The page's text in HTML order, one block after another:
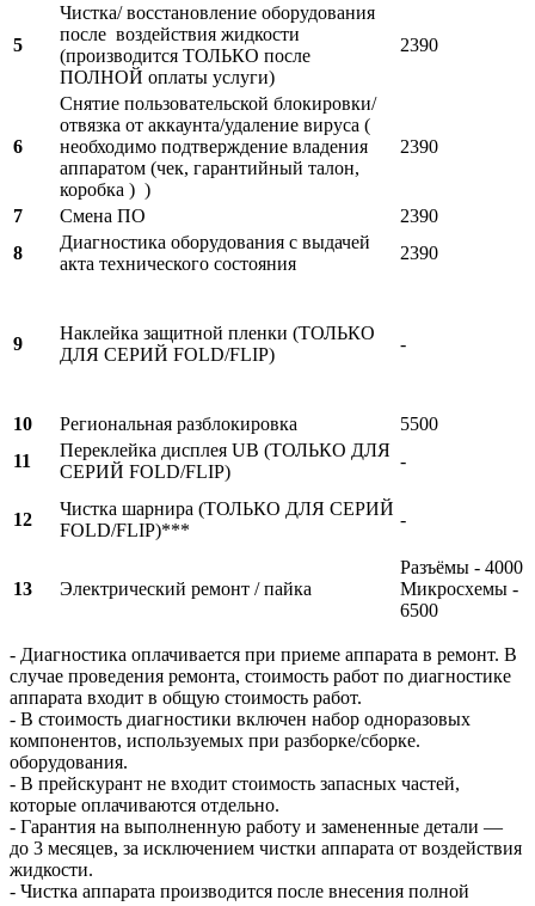
5
Чистка/ восстановление оборудования
после воздействия жидкости
(производится ТОЛЬКО после
ПОЛНОЙ оплаты услуги)
2390
6
Снятие пользовательской блокировки/
отвязка от аккаунта/удаление вируса (
необходимо подтверждение владения
аппаратом (чек, гарантийный талон,
коробка ) )
2390
7 Смена ПО
2390
8
Диагностика оборудования с выдачей
акта технического состояния
2390
9
Наклейка защитной пленки (ТОЛЬКО
ДЛЯ СЕРИЙ FOLD/FLIP)
-
10 Региональная разблокировка
5500
11
Переклейка дисплея UB (ТОЛЬКО ДЛЯ
СЕРИЙ FOLD/FLIP)
-
12
Чистка шарнира (ТОЛЬКО ДЛЯ СЕРИЙ
FOLD/FLIP)***
-
13 Электрический ремонт / пайка
Разъёмы - 4000
Микросхемы -
6500
- Диагностика оплачивается при приеме аппарата в ремонт. В
случае проведения ремонта, стоимость работ по диагностике
аппарата входит в общую стоимость работ.
- В стоимость диагностики включен набор одноразовых
компонентов, используемых при разборке/сборке.
оборудования.
- В прейскурант не входит стоимость запасных частей,
которые оплачиваются отдельно.
- Гарантия на выполненную работу и замененные детали —
до 3 месяцев, за исключением чистки аппарата от воздействия
жидкости.
- Чистка аппарата производится после внесения полной